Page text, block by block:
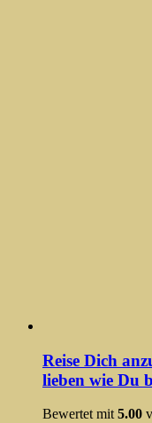
Reise Dich
lieben wie Du
Bewertet mit5.00